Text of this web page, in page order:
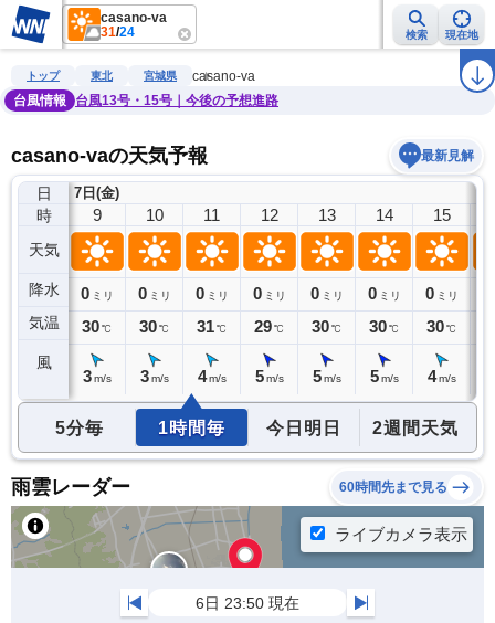
casano-va
31/24 検索 現在地
雨雲レーダー 台風情報 地震情報 ラ
トップ 東北 宮城県
casano-va
台風情報
台風13号・15号｜今後の予想進路
casano-vaの天気予報 最新見解
日
時
天気
降水
気温
風
7日(金)
8
0ミリ
28℃
9
0 ミリ
30℃
3 m/s
10
0 ミリ
30℃
3 m/s
11
0 ミリ
31℃
4 m/s
12
0 ミリ
29℃
5 m/s
13
0 ミリ
30℃
5 m/s
14
0 ミリ
30℃
5 m/s
15
0 ミリ
30℃
4 m/s
5分毎 1時間毎 今日明日 2週間天気
雨雲レーダー 60時間先まで見る